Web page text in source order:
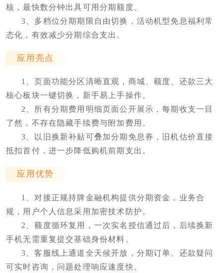
核，最快数分钟出具可用分期额度。
3、多档位分期期限自由切换，活动机型免息福利常
态化，有效减少分期综合支出。
应用亮点
1、页面功能分区清晰直观，商城、额度、还款三大
核心板块一键切换，新手易上手操作。
2、所有分期费用明细页面公开展示，每期收支一目
了然，不存在隐藏手续费与附加费用。
3、以旧换新补贴可叠加分期免息券，旧机估价直接
抵扣首付，进一步降低购机前期支出。
应用优势
1、对接正规持牌金融机构提供分期资金，业务合
规，用户个人信息采用加密技术防护。
2、额度循环复用，一次实名授信通过后，后续换新
手机无需重复提交基础身份材料。
3、客服线上通道全天候开放，分期订单、还款疑问
可实时咨询，问题处理响应速度快。